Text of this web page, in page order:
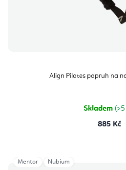
Align Pilates popruh na
Skladem
885 Kč
Mentor Nubium